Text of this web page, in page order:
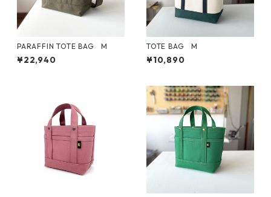
PARAFFIN TOTE BAG M
¥22,940
TOTE BAG M
¥10,890